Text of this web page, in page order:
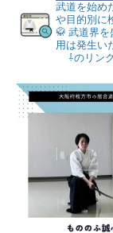
武道を始め
や目的別に
🥋 武道界を
用は発生い
⇩のリン